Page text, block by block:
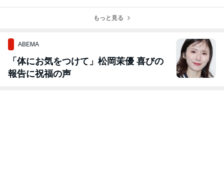
もっと見る
ABEMA
「体にお気をつけて」松岡茉優 喜びの
報告に祝福の声